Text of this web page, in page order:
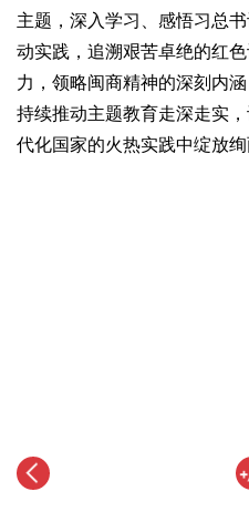
主题，深入学习、感悟习总
动实践，追溯艰苦卓绝的红
力，领略闽商精神的深刻内
持续推动主题教育走深走实
代化国家的火热实践中绽放绚